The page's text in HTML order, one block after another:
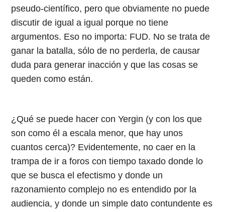
pseudo-científico, pero que obviamente no puede
discutir de igual a igual porque no tiene
argumentos. Eso no importa: FUD. No se trata de
ganar la batalla, sólo de no perderla, de causar
duda para generar inacción y que las cosas se
queden como están.
¿Qué se puede hacer con Yergin (y con los que
son como él a escala menor, que hay unos
cuantos cerca)? Evidentemente, no caer en la
trampa de ir a foros con tiempo taxado donde lo
que se busca el efectismo y donde un
razonamiento complejo no es entendido por la
audiencia, y donde un simple dato contundente es